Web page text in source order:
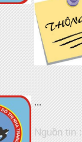
...
Nguồn tin :